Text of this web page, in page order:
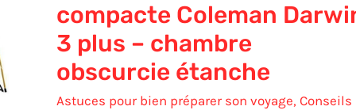
compacte Coleman
3 plus – chambre
obscurcie étanche
Astuces pour bien préparer son voyage, Conseils
obscurcie
étanche